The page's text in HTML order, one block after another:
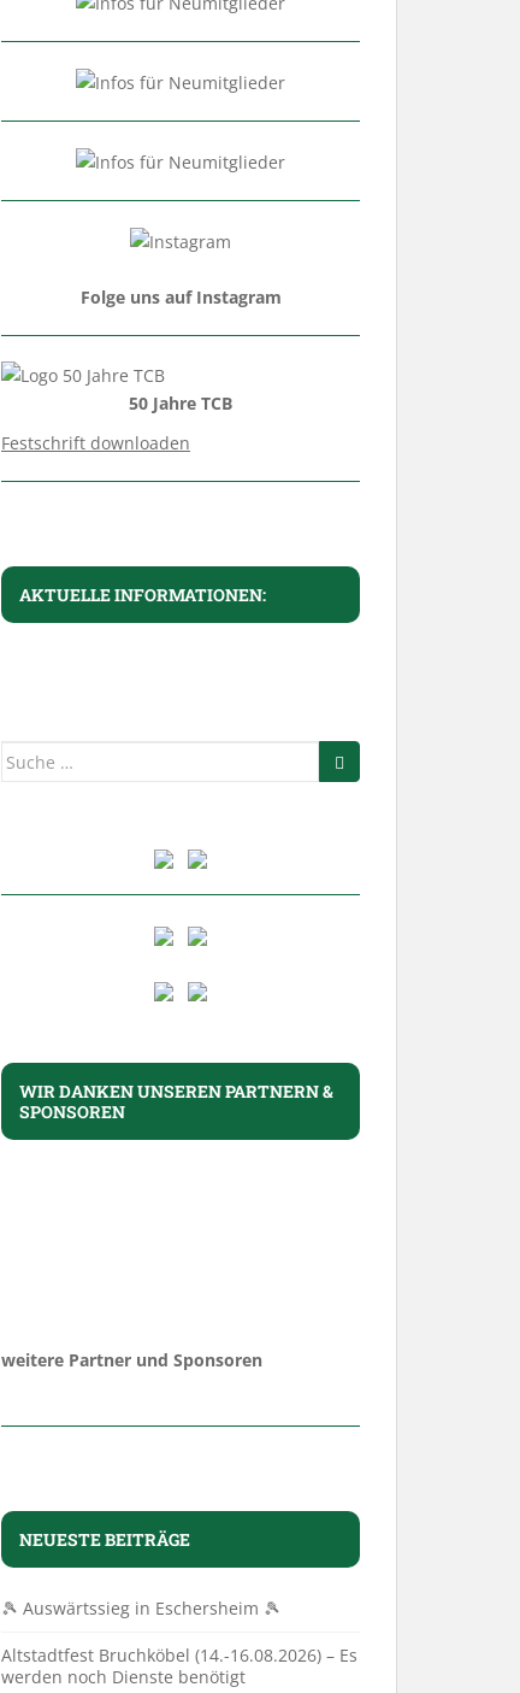
Folge uns auf Instagram
50 Jahre TCB
Festschrift downloaden
AKTUELLE INFORMATIONEN:
Suche
WIR DANKEN UNSEREN PARTNERN &
SPONSOREN
weitere Partner und Sponsoren
NEUESTE BEITRÄGE
🎾 Auswärtssieg in Eschersheim 🎾
Altstadtfest Bruchköbel (14.-16.08.2026) – Es
werden noch Dienste benötigt